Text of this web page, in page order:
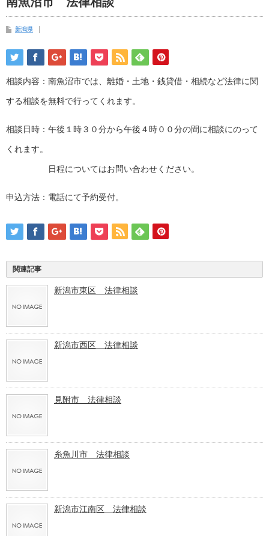
新潟県
相談内容：南魚沼市では、離婚・土地・銭貸借・相続など法律に関
する相談を無料で行ってくれます。
相談日時：午後１時３０分から午後４時００分の間に相談にのって
くれます。
日程についてはお問い合わせください。
申込方法：電話にて予約受付。
関連記事
新潟市東区 法律相談
新潟市西区 法律相談
見附市 法律相談
糸魚川市 法律相談
新潟市江南区 法律相談